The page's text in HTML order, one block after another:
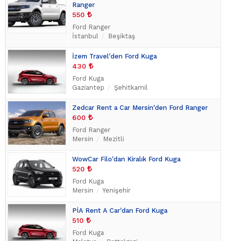
Ranger
550
Ford Ranger
İstanbul
Beşiktaş
İzem Travel'den Ford Kuga
430
Ford Kuga
Gaziantep
Şehitkamil
Zedcar Rent a Car Mersin'den Ford Ranger
600
Ford Ranger
Mersin
Mezitli
WowCar Filo'dan Kiralık Ford Kuga
520
Ford Kuga
Mersin
Yenişehir
PİA Rent A Car'dan Ford Kuga
510
Ford Kuga